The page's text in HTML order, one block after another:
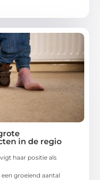
in de regio
haar positie als
groeiend aantal